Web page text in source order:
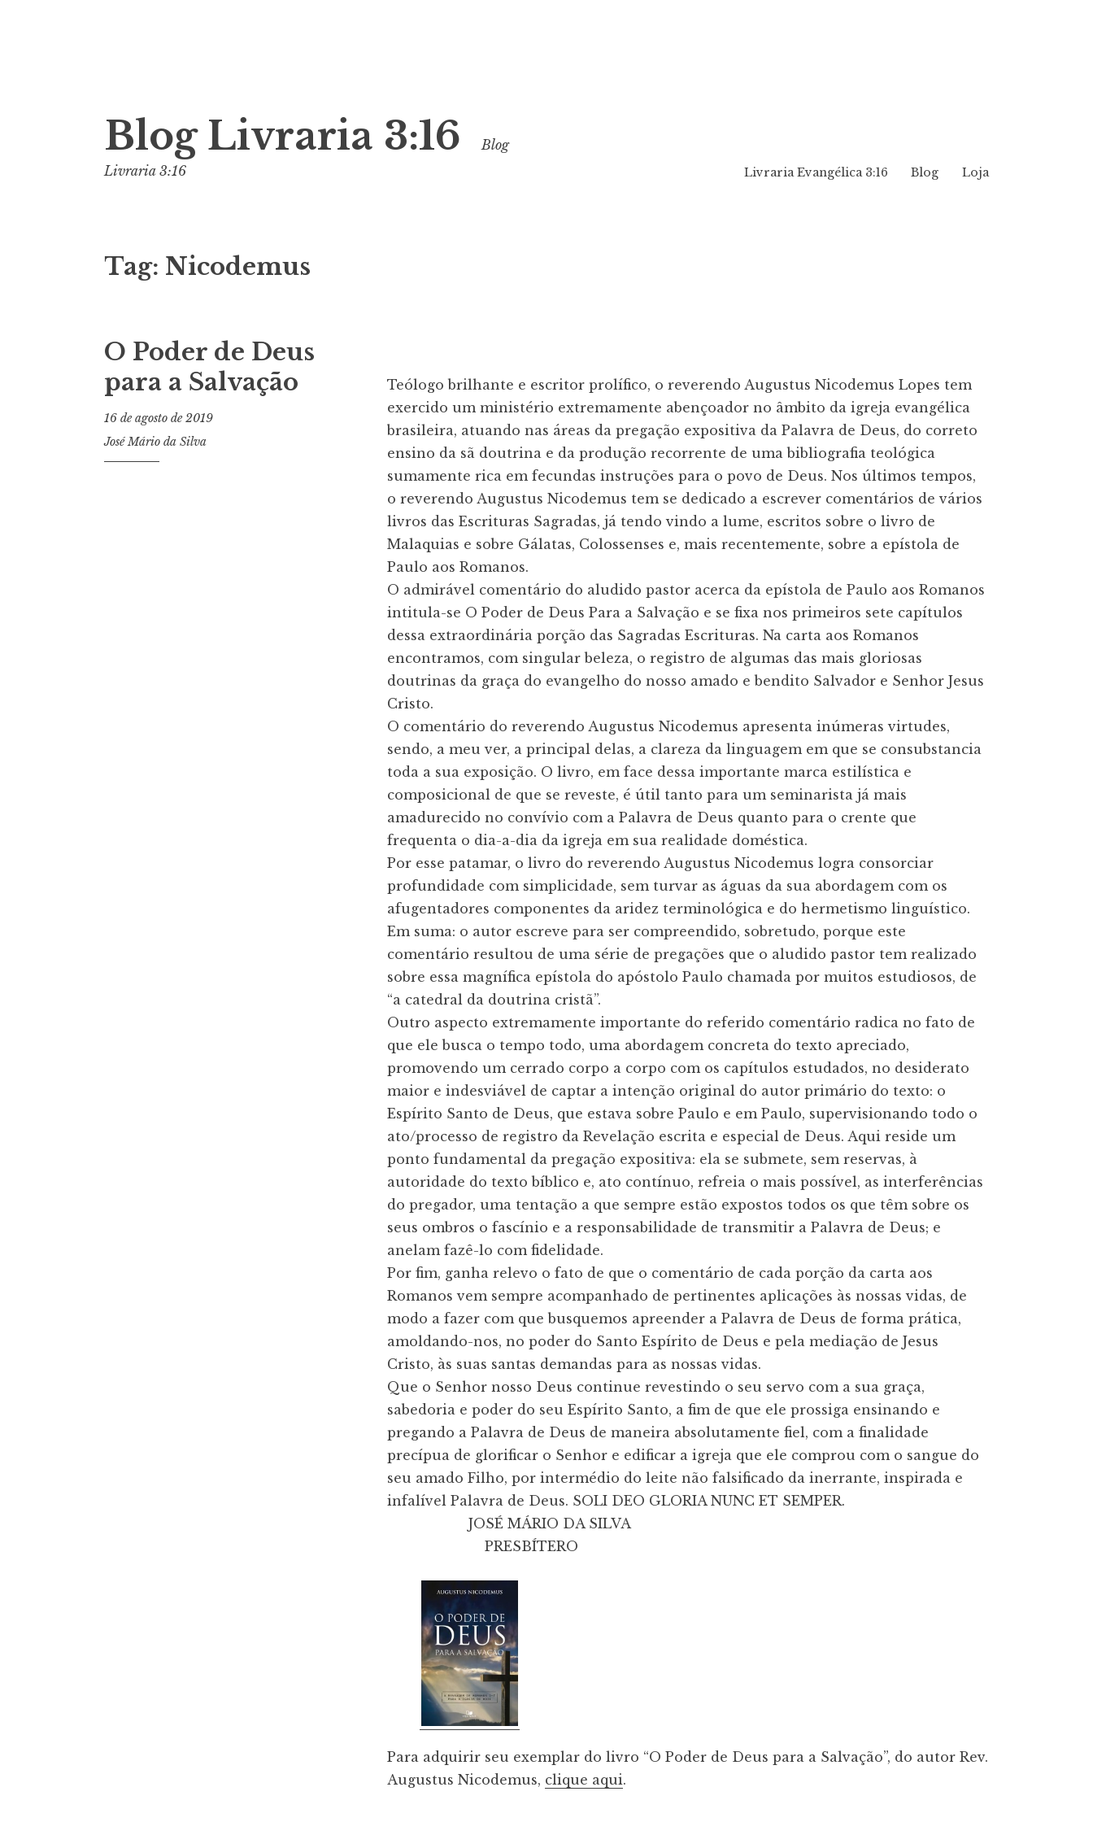
para
o
conteúdo
Blog Livraria 3:16
Blog
Livraria 3:16
Livraria Evangélica 3:16 Blog Loja
Tag: Nicodemus
O Poder de Deus
para a Salvação
16 de agosto de 2019
José Mário da Silva
Teólogo brilhante e escritor prolífico, o reverendo Augustus Nicodemus Lopes tem
exercido um ministério extremamente abençoador no âmbito da igreja evangélica
brasileira, atuando nas áreas da pregação expositiva da Palavra de Deus, do correto
ensino da sã doutrina e da produção recorrente de uma bibliografia teológica
sumamente rica em fecundas instruções para o povo de Deus. Nos últimos tempos,
o reverendo Augustus Nicodemus tem se dedicado a escrever comentários de vários
livros das Escrituras Sagradas, já tendo vindo a lume, escritos sobre o livro de
Malaquias e sobre Gálatas, Colossenses e, mais recentemente, sobre a epístola de
Paulo aos Romanos.
O admirável comentário do aludido pastor acerca da epístola de Paulo aos Romanos
intitula-se O Poder de Deus Para a Salvação e se fixa nos primeiros sete capítulos
dessa extraordinária porção das Sagradas Escrituras. Na carta aos Romanos
encontramos, com singular beleza, o registro de algumas das mais gloriosas
doutrinas da graça do evangelho do nosso amado e bendito Salvador e Senhor Jesus
Cristo.
O comentário do reverendo Augustus Nicodemus apresenta inúmeras virtudes,
sendo, a meu ver, a principal delas, a clareza da linguagem em que se consubstancia
toda a sua exposição. O livro, em face dessa importante marca estilística e
composicional de que se reveste, é útil tanto para um seminarista já mais
amadurecido no convívio com a Palavra de Deus quanto para o crente que
frequenta o dia-a-dia da igreja em sua realidade doméstica.
Por esse patamar, o livro do reverendo Augustus Nicodemus logra consorciar
profundidade com simplicidade, sem turvar as águas da sua abordagem com os
afugentadores componentes da aridez terminológica e do hermetismo linguístico.
Em suma: o autor escreve para ser compreendido, sobretudo, porque este
comentário resultou de uma série de pregações que o aludido pastor tem realizado
sobre essa magnífica epístola do apóstolo Paulo chamada por muitos estudiosos, de
“a catedral da doutrina cristã”.
Outro aspecto extremamente importante do referido comentário radica no fato de
que ele busca o tempo todo, uma abordagem concreta do texto apreciado,
promovendo um cerrado corpo a corpo com os capítulos estudados, no desiderato
maior e indesviável de captar a intenção original do autor primário do texto: o
Espírito Santo de Deus, que estava sobre Paulo e em Paulo, supervisionando todo o
ato/processo de registro da Revelação escrita e especial de Deus. Aqui reside um
ponto fundamental da pregação expositiva: ela se submete, sem reservas, à
autoridade do texto bíblico e, ato contínuo, refreia o mais possível, as interferências
do pregador, uma tentação a que sempre estão expostos todos os que têm sobre os
seus ombros o fascínio e a responsabilidade de transmitir a Palavra de Deus; e
anelam fazê-lo com fidelidade.
Por fim, ganha relevo o fato de que o comentário de cada porção da carta aos
Romanos vem sempre acompanhado de pertinentes aplicações às nossas vidas, de
modo a fazer com que busquemos apreender a Palavra de Deus de forma prática,
amoldando-nos, no poder do Santo Espírito de Deus e pela mediação de Jesus
Cristo, às suas santas demandas para as nossas vidas.
Que o Senhor nosso Deus continue revestindo o seu servo com a sua graça,
sabedoria e poder do seu Espírito Santo, a fim de que ele prossiga ensinando e
pregando a Palavra de Deus de maneira absolutamente fiel, com a finalidade
precípua de glorificar o Senhor e edificar a igreja que ele comprou com o sangue do
seu amado Filho, por intermédio do leite não falsificado da inerrante, inspirada e
infalível Palavra de Deus. SOLI DEO GLORIA NUNC ET SEMPER.
                    JOSÉ MÁRIO DA SILVA
                        PRESBÍTERO
Para adquirir seu exemplar do livro “O Poder de Deus para a Salvação”, do autor Rev.
Augustus Nicodemus, clique aqui.